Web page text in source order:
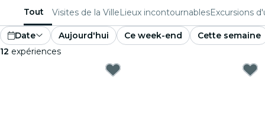
Tout Visites de la VilleLieux incontournablesExcursions
Date Aujourd'hui Ce week-end
Cette semaine
12 expériences